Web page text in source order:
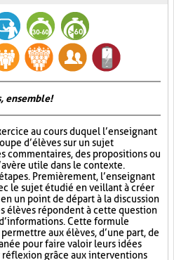
ensemble!
au cours duquel l’enseignant
d’élèves sur un sujet
commentaires, des propositions ou
utile dans le contexte.
Premièrement, l’enseignant
le sujet étudié en veillant à créer
un point de départ à la discussion
élèves répondent à cette question
Cette formule
aux élèves, d’une part, de
pour faire valoir leurs idées
réflexion grâce aux interventions